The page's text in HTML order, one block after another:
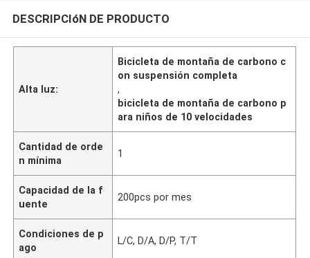
DESCRIPCIóN DE PRODUCTO
Alta luz:
Bicicleta de montaña de carbono c
on suspensión completa
,
bicicleta de montaña de carbono p
ara niños de 10 velocidades
Cantidad de orde
n mínima
1
Capacidad de la f
uente
200pcs por mes
Condiciones de p
ago
L/C, D/A, D/P, T/T